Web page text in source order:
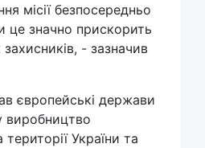
місії безпосередньо
це значно прискорить
- зазначив
європейські держави
виробництво
України та